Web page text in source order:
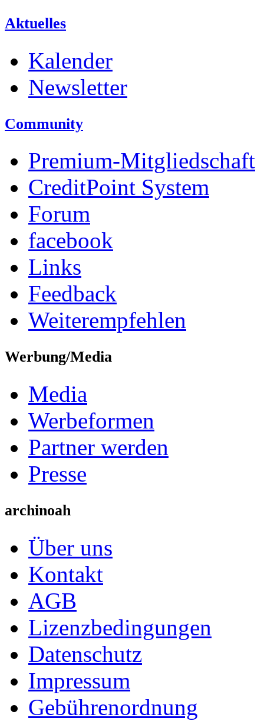
Aktuelles
Kalender
Newsletter
Community
Premium-Mitgliedschaft
CreditPoint System
Forum
facebook
Links
Feedback
Weiterempfehlen
Werbung/Media
Media
Werbeformen
Partner werden
Presse
archinoah
Über uns
Kontakt
AGB
Lizenzbedingungen
Datenschutz
Impressum
Gebührenordnung